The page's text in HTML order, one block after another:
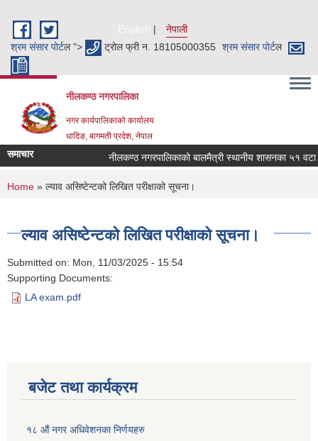
English
नेपाली
श्रम संसार पाेर्टल "> ट्रोल फ्री न. 18105000355 श्रम संसार पाेर्टल
नीलकण्ठ नगरपालिका
नगर कार्यपालिकाको कार्यालय
धादिङ, बागमती प्रदेश, नेपाल
समाचार नीलकण्ठ नगरपालिकाको बालमैत्री स्थानीय शासनका ५१ वटा
You are here
Home » ल्याव असिष्टेन्टको लिखित परीक्षाको सूचना।
ल्याव असिष्टेन्टको लिखित परीक्षाको सूचना।
Submitted on: Mon, 11/03/2025 - 15:54
Supporting Documents:
LA exam.pdf
बजेट तथा कार्यक्रम
१८ औं नगर अधिवेशनका निर्णयहरु